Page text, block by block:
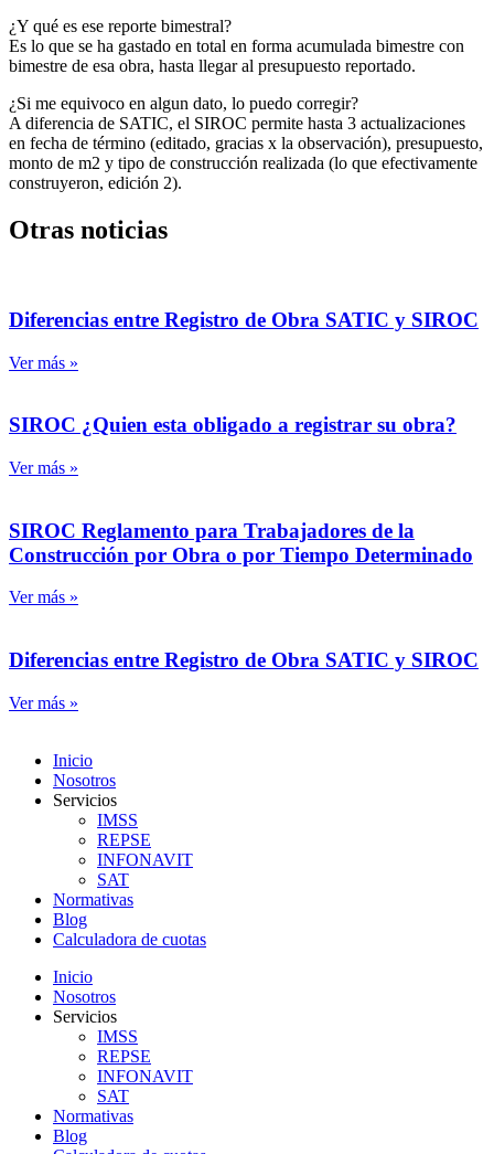
¿Y qué es ese reporte bimestral?
Es lo que se ha gastado en total en forma acumulada bimestre con
bimestre de esa obra, hasta llegar al presupuesto reportado.
¿Si me equivoco en algun dato, lo puedo corregir?
A diferencia de SATIC, el SIROC permite hasta 3 actualizaciones
en fecha de término (editado, gracias x la observación), presupuesto,
monto de m2 y tipo de construcción realizada (lo que efectivamente
construyeron, edición 2).
Otras noticias
Diferencias entre Registro de Obra SATIC y SIROC
Ver más »
SIROC ¿Quien esta obligado a registrar su obra?
Ver más »
SIROC Reglamento para Trabajadores de la
Construcción por Obra o por Tiempo Determinado
Ver más »
Diferencias entre Registro de Obra SATIC y SIROC
Ver más »
Inicio
Nosotros
Servicios
IMSS
REPSE
INFONAVIT
SAT
Normativas
Blog
Calculadora de cuotas
Inicio
Nosotros
Servicios
IMSS
REPSE
INFONAVIT
SAT
Normativas
Blog